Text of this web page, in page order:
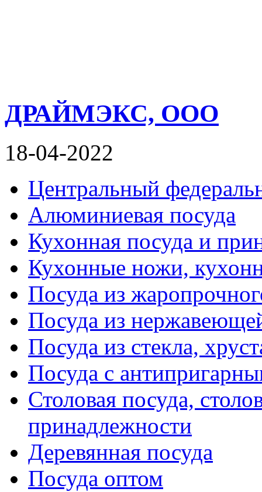
ДРАЙМЭКС, ООО
18-04-2022
Центральный
Алюминиевая посуда
Кухонная посуда и
Кухонные ножи,
Посуда из
Посуда из
Посуда из стекла,
Посуда с
Столовая посуда,
принадлежности
Деревянная посуда
Посуда оптом